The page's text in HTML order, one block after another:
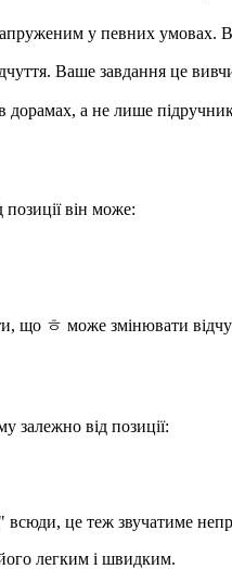
у певних умовах.
Ваше завдання це
а не лише
він може:
ㅎ може змінювати
залежно від позиції:
це теж звучатиме
легким і швидким.